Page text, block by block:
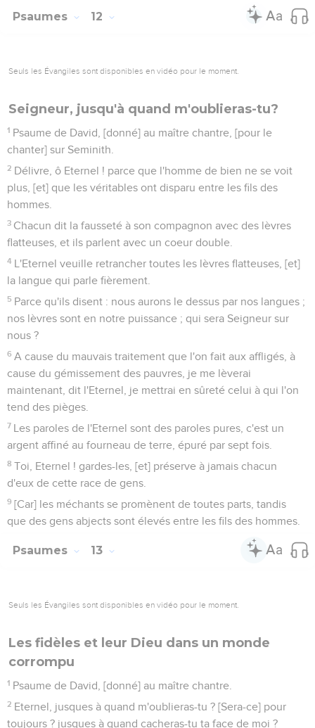
Psaumes 12
Seuls les Évangiles sont disponibles en vidéo pour le moment.
Seigneur, jusqu'à quand m'oublieras-tu?
1 Psaume de David, [donné] au maître chantre, [pour le
chanter] sur Seminith.
2 Délivre, ô Eternel ! parce que l'homme de bien ne se voit
plus, [et] que les véritables ont disparu entre les fils des
hommes.
3 Chacun dit la fausseté à son compagnon avec des lèvres
flatteuses, et ils parlent avec un coeur double.
4 L'Eternel veuille retrancher toutes les lèvres flatteuses, [et]
la langue qui parle fièrement.
5 Parce qu'ils disent : nous aurons le dessus par nos langues ;
nos lèvres sont en notre puissance ; qui sera Seigneur sur
nous ?
6 A cause du mauvais traitement que l'on fait aux affligés, à
cause du gémissement des pauvres, je me lèverai
maintenant, dit l'Eternel, je mettrai en sûreté celui à qui l'on
tend des pièges.
7 Les paroles de l'Eternel sont des paroles pures, c'est un
argent affiné au fourneau de terre, épuré par sept fois.
8 Toi, Eternel ! gardes-les, [et] préserve à jamais chacun
d'eux de cette race de gens.
9 [Car] les méchants se promènent de toutes parts, tandis
que des gens abjects sont élevés entre les fils des hommes.
Psaumes 13
Seuls les Évangiles sont disponibles en vidéo pour le moment.
Les fidèles et leur Dieu dans un monde
corrompu
1 Psaume de David, [donné] au maître chantre.
2 Eternel, jusques à quand m'oublieras-tu ? [Sera-ce] pour
toujours ? jusques à quand cacheras-tu ta face de moi ?